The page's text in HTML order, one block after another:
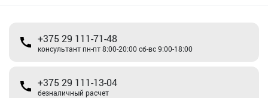
+375 29 111-71-48
консультант пн-пт 8:00-20:00 сб-вс 9:00-18:00
+375 29 111-13-04
безналичный расчет